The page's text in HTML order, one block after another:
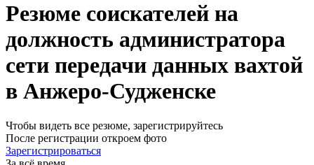
Резюме соискателей на
должность администратора
сети передачи данных вахтой
в Анжеро-Судженске
Чтобы видеть все резюме, зарегистрируйтесь
После регистрации откроем фото
Зарегистрироваться